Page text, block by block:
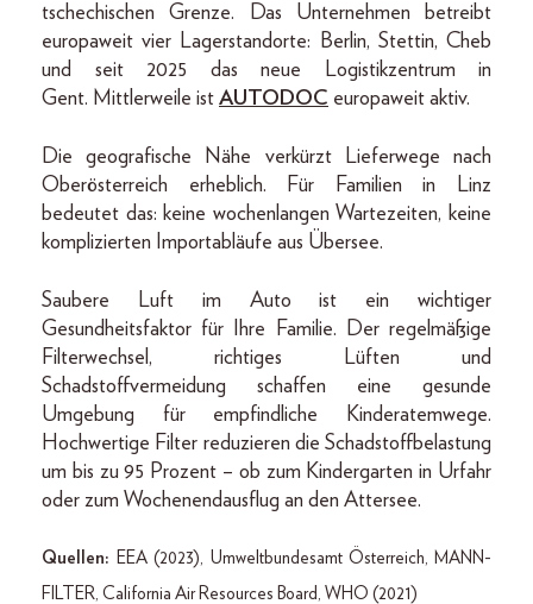
tschechischen Grenze. Das Unternehmen betreibt
europaweit vier Lagerstandorte: Berlin, Stettin, Cheb
und seit 2025 das neue Logistikzentrum in
Gent. Mittlerweile ist AUTODOC europaweit aktiv.
Die geografische Nähe verkürzt Lieferwege nach
Oberösterreich erheblich. Für Familien in Linz
bedeutet das: keine wochenlangen Wartezeiten, keine
komplizierten Importabläufe aus Übersee.
Saubere Luft im Auto ist ein wichtiger
Gesundheitsfaktor für Ihre Familie. Der regelmäßige
Filterwechsel, richtiges Lüften und
Schadstoffvermeidung schaffen eine gesunde
Umgebung für empfindliche Kinderatemwege.
Hochwertige Filter reduzieren die Schadstoffbelastung
um bis zu 95 Prozent – ob zum Kindergarten in Urfahr
oder zum Wochenendausflug an den Attersee.
Quellen: EEA (2023), Umweltbundesamt Österreich, MANN-
FILTER, California Air Resources Board, WHO (2021)